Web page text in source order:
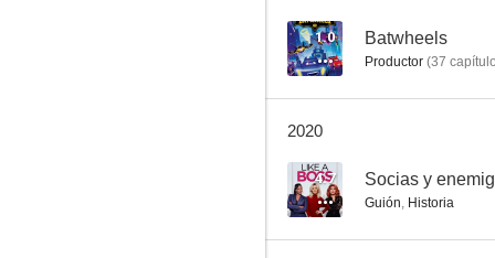
Up Here
1.0
1.0 Batwheels
Productor (37
2020
4.7 Socias y
Guión, Historia